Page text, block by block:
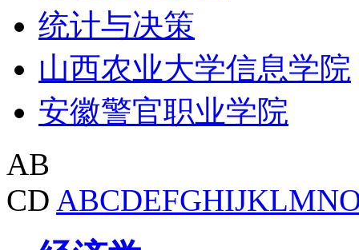
统计与决策
山西农业大学信息学院
安徽警官职业学院
AB
CD ABCDEFGHIJKLMN